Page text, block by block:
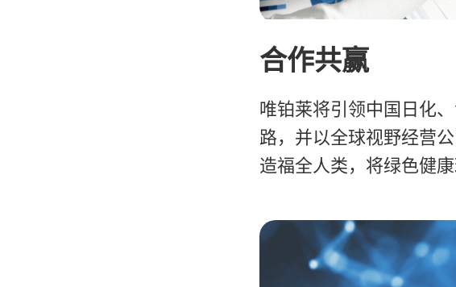
合作共赢
唯铂莱将引领中国日化
路，并以全球视野经营
造福全人类，将绿色健